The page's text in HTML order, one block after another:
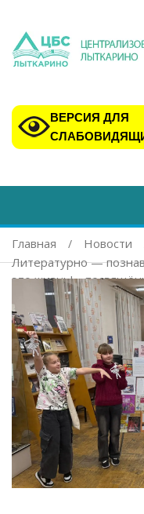
ВЕРСИЯ ДЛЯ
Главная
Новости
Литературно —
это жизнь!»,